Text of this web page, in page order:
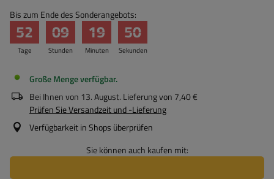
Bis zum Ende des Sonderangebots:
Tage
52
Stunden
09
Minuten
19
Sekunden
49
Große Menge verfügbar
Bei Ihnen von 13. August. Lieferung von 7,40 €
Prüfen Sie Versandzeit und -Lieferung
Verfügbarkeit in Shops überprüfen
Sie können auch kaufen mit: